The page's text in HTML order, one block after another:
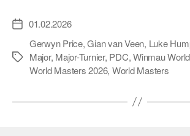
Veröffentlichungsdatum
01.02.2026
Schlagwörter
Gerwyn Price,Gian van Veen, Luke
Major, Major-Turnier, PDC,Winmau
World Masters 2026, World Masters